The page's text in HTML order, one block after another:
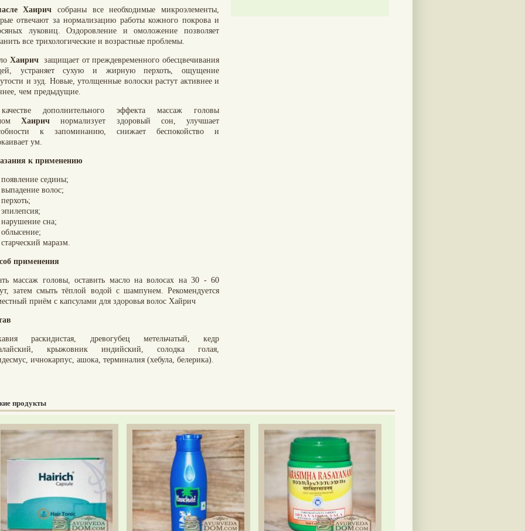
Хаирич собраны все необходимые микроэлементы,
отвечают за нормализацию работы кожного покрова и
луковиц. Оздоровление и омоложение позволяет
все трихологические и возрастные проблемы.
Хаиричзащищает от преждевременного обесцвечивания
устраняет сухую и жирную перхоть, ощущение
и зуд. Новые, утолщенные волоски растут активнее и
чем предыдущие.
дополнительного эффекта массаж головы
Хаирич нормализует здоровый сон, улучшает
к запоминанию, снижает беспокойство и
ум.
к применению
появление седины;
выпадение волос;
перхоть;
эпилепсия;
нарушение сна;
облысение;
старческий маразм.
применения
массаж головы, оставить масло на волосах на 30 - 60
затем смыть тёплой водой с шампунем. Рекомендуется
приём с капсулами для здоровья волос Хайрич
раскидистая, древогубец метельчатый, кедр
крыжовник индийский, солодка голая,
ичнокарпус, ашока, терминалия (хебула, белерика).
продукты